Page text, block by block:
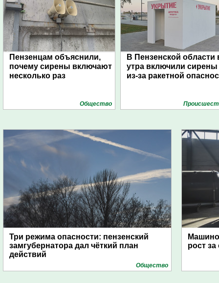
Пензенцам объяснили,
почему сирены включают
несколько раз
Общество
В Пензенской области
утра включили сирены
из-за ракетной
Три режима опасности: пензенский
замгубернатора дал чёткий план
действий
Общество
рост за